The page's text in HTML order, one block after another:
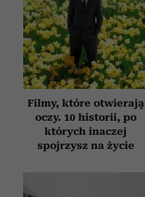
Filmy, które otwierają
oczy. 10 historii, po
których inaczej
spojrzysz na życie